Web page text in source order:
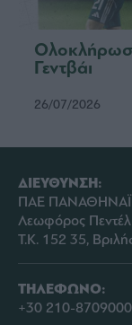
Γεντβάι
26/07/2026
ΔΙΕΥΘΥΝΣΗ:
ΠΑΕ
Λεωφόρος
Τ.Κ. 152 35,
ΤΗΛΕΦΩΝΟ:
+30 210-8709000